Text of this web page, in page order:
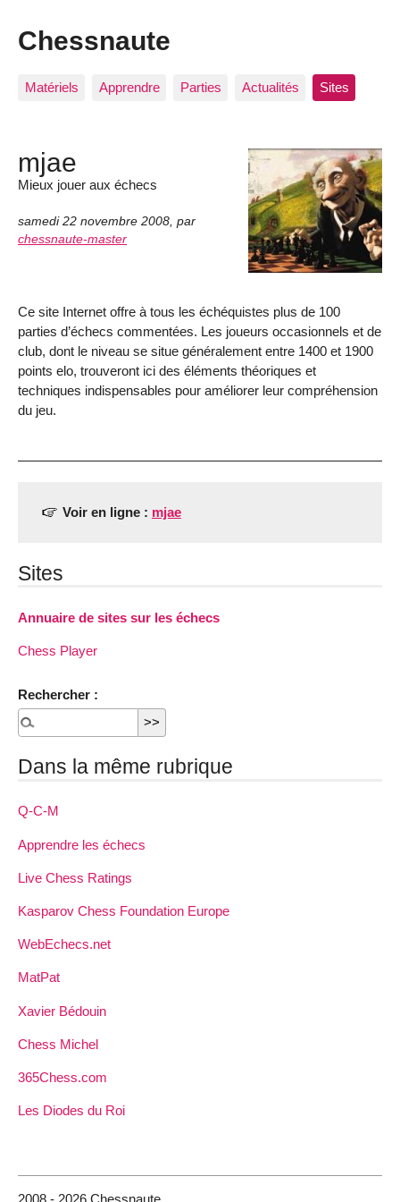
Chessnaute
Matériels Apprendre Parties Actualités Sites
mjae
Mieux jouer aux échecs
samedi 22 novembre 2008, par
chessnaute-master
Ce site Internet offre à tous les échéquistes plus de 100
parties d’échecs commentées. Les joueurs occasionnels et de
club, dont le niveau se situe généralement entre 1400 et 1900
points elo, trouveront ici des éléments théoriques et
techniques indispensables pour améliorer leur compréhension
du jeu.
Voir en ligne : mjae
Sites
Annuaire de sites sur les échecs
Chess Player
Rechercher :
Dans la même rubrique
Q-C-M
Apprendre les échecs
Live Chess Ratings
Kasparov Chess Foundation Europe
WebEchecs.net
MatPat
Xavier Bédouin
Chess Michel
365Chess.com
Les Diodes du Roi